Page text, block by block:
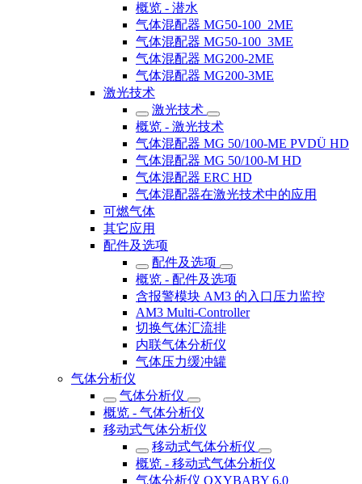
概览 - 潜水
气体混配器 MG50-100_2ME
气体混配器 MG50-100_3ME
气体混配器 MG200-2ME
气体混配器 MG200-3ME
激光技术
激光技术
概览 - 激光技术
气体混配器 MG 50/100-ME PVDÜ HD
气体混配器 MG 50/100-M HD
气体混配器 ERC HD
气体混配器在激光技术中的应用
可燃气体
其它应用
配件及选项
配件及选项
概览 - 配件及选项
含报警模块 AM3 的入口压力监控
AM3 Multi-Controller
切换气体汇流排
内联气体分析仪
气体压力缓冲罐
气体分析仪
气体分析仪
概览 - 气体分析仪
移动式气体分析仪
移动式气体分析仪
概览 - 移动式气体分析仪
气体分析仪 OXYBABY 6.0